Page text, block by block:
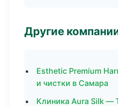
Другие
Esthetic Premium
и чистки в Самара
Клиника Aura Silk —